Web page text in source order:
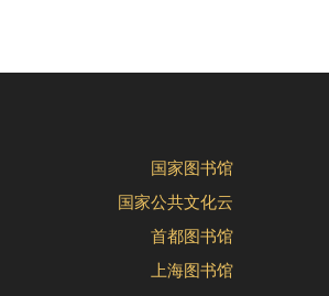
国家图书馆
国家公共文化云
首都图书馆
上海图书馆